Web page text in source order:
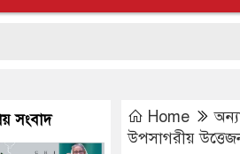
Home
উপসাগরীয়
সংবাদ